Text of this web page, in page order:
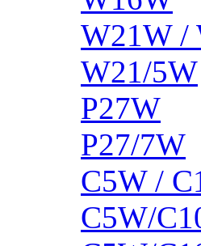
W21W /
W21/5W
P27W
P27/7W
C5W /
C5W/